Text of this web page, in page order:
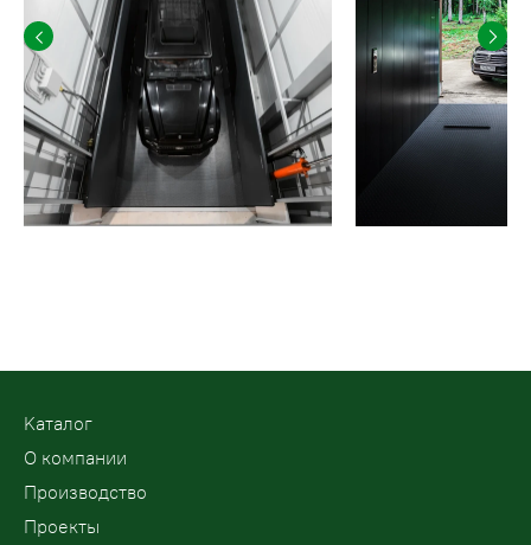
Kаталог
О компании
Производство
Проекты